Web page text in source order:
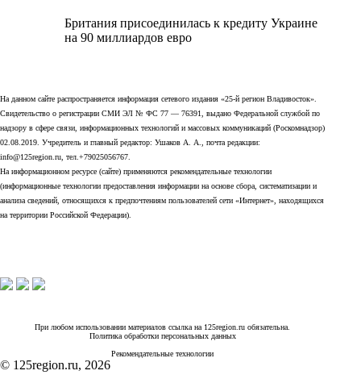
Британия присоединилась к кредиту Украине
на 90 миллиардов евро
На данном сайте распространяется информация сетевого издания «25-й регион Владивосток».
Свидетельство о регистрации СМИ ЭЛ № ФС 77 — 76391, выдано Федеральной службой по
надзору в сфере связи, информационных технологий и массовых коммуникаций (Роскомнадзор)
02.08.2019. Учредитель и главный редактор: Ушаков А. А., почта редакции:
info@125region.ru, тел.+79025056767.
На информационном ресурсе (сайте) применяются рекомендательные технологии
(информационные технологии предоставления информации на основе сбора, систематизации и
анализа сведений, относящихся к предпочтениям пользователей сети «Интернет», находящихся
на территории Российской Федерации).
При любом использовании материалов ссылка на 125region.ru обязательна.
Политика обработки персональных данных
Рекомендательные технологии
© 125region.ru, 2026